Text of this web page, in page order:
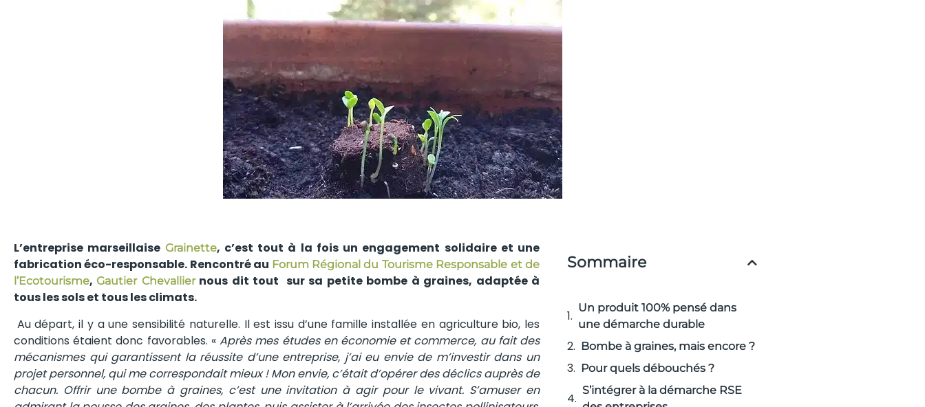
L’entreprise marseillaise Grainette, c’est tout à la fois un engagement solidaire et une
fabrication éco-responsable. Rencontré au Forum Régional du Tourisme Responsable et de
l’Ecotourisme, Gautier Chevalliernous dit tout sur sa petite bombe à graines, adaptée à
tous les sols et tous les climats.
Au départ, il y a une sensibilité naturelle. Il est issu d’une famille installée en agriculture bio, les
conditions étaient donc favorables. «Après mes études en économie et commerce, au fait des
mécanismes qui garantissent la réussite d’une entreprise, j’ai eu envie de m’investir dans un
projet personnel, qui me correspondait mieux ! Mon envie, c’était d’opérer des déclics auprès de
chacun. Offrir une bombe à graines, c’est une invitation à agir pour le vivant. S’amuser en
Sommaire
Un produit 100% pensé dans
une démarche durable
Bombe à graines, mais encore ?
Pour quels débouchés ?
S’intégrer à la démarche RSE